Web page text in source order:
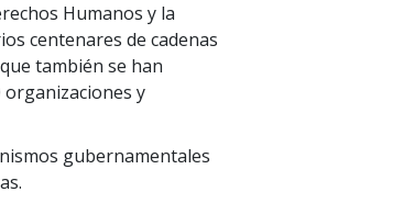
Humanos y la
centenares de cadenas
también se han
y
gubernamentales